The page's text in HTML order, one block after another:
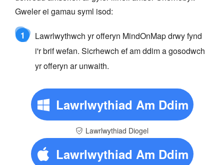
Gweler ei gamau syml isod:
1
Lawrlwythwch yr offeryn MindOnMap drwy fynd
i'r brif wefan. Sicrhewch ef am ddim a gosodwch
yr offeryn ar unwaith.
Lawrlwythiad Am Ddim
Lawrlwythiad Diogel
Lawrlwythiad Am Ddim